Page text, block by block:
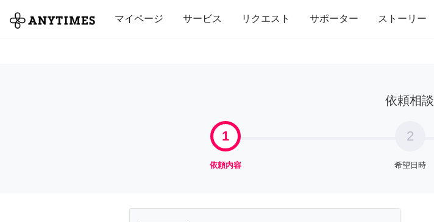
マイページ サービス リクエスト サポーター ストーリー
全て 修理・組立 家事 引っ越し インテリア 趣味・習い事
依頼相談
1
依頼内容
2
希望日時